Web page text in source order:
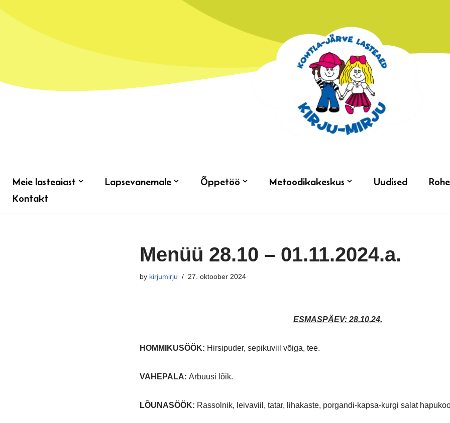
Meie lasteaiast Lapsevanemale Õppetöö Metoodikakeskus Uudised
Kontakt
Menüü 28.10 – 01.11.2024.a.
by kirjumirju 27. oktoober 2024
ESMASPÄEV: 28.10.24.
HOMMIKUSÖÖK: Hirsipuder, sepikuviil võiga, tee.
VAHEPALA: Arbuusi lõik.
LÕUNASÖÖK: Rassolnik, leivaviil, tatar, lihakaste, porgandi-kapsa-kurgi salat